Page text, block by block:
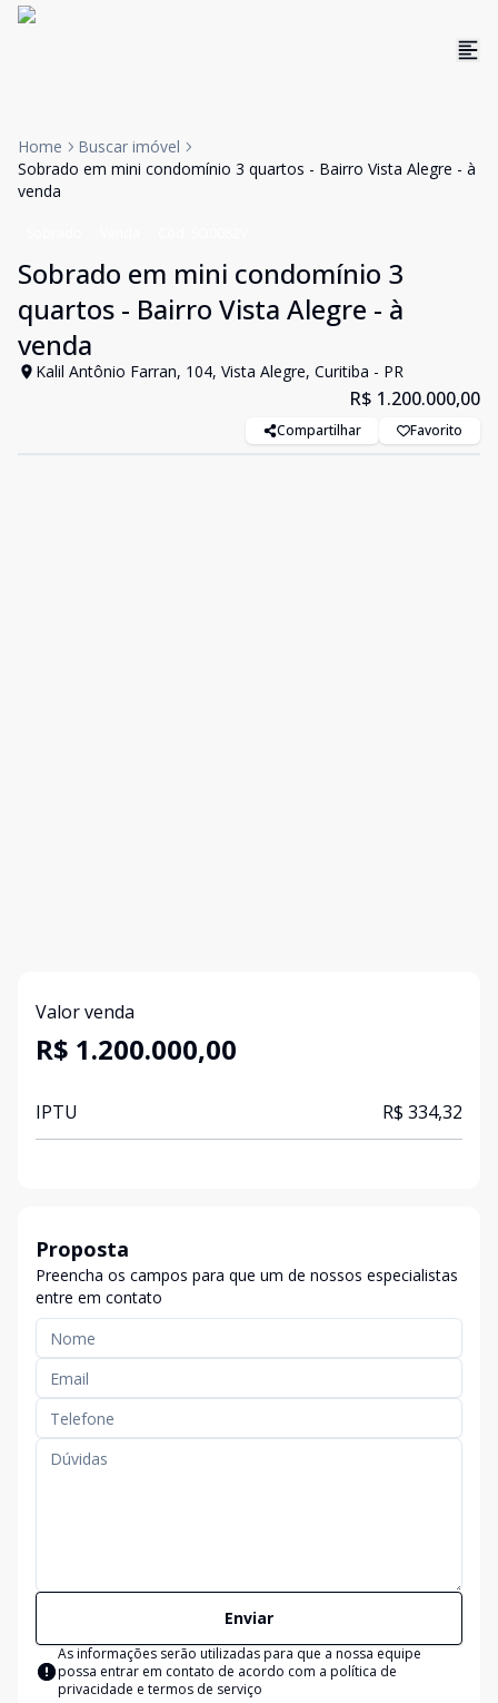
Home
Buscar imóvel
Sobrado em mini condomínio 3 quartos - Bairro Vista Alegre - à
venda
Sobrado em mini condomínio 3
quartos - Bairro Vista Alegre - à
venda
Kalil Antônio Farran, 104, Vista Alegre, Curitiba - PR
R$ 1.200.000,00
Compartilhar Favorito
Valor venda
R$ 1.200.000,00
IPTU R$ 334,32
Proposta
Preencha os campos para que um de nossos especialistas
entre em contato
Enviar
As informações serão utilizadas para que a nossa equipe
possa entrar em contato de acordo com a política de
privacidade e termos de serviço